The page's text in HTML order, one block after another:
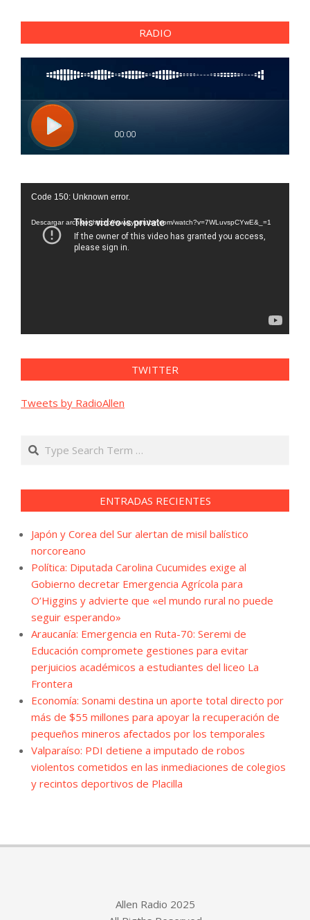
RADIO
Reproductor
vídeo
Code 150: Unknown error.
Descargar archivo: https://www.youtube.com/watch?v=7WLuvspCYwE&_=1
TWITTER
Tweets by RadioAllen
Search
ENTRADAS RECIENTES
Japón y Corea del Sur alertan de misil balístico
norcoreano
Política: Diputada Carolina Cucumides exige al
Gobierno decretar Emergencia Agrícola para
O’Higgins y advierte que «el mundo rural no puede
seguir esperando»
Araucanía: Emergencia en Ruta-70: Seremi de
Educación compromete gestiones para evitar
perjuicios académicos a estudiantes del liceo La
Frontera
Economía: Sonami destina un aporte total directo por
más de $55 millones para apoyar la recuperación de
pequeños mineros afectados por los temporales
Valparaíso: PDI detiene a imputado de robos
violentos cometidos en las inmediaciones de colegios
y recintos deportivos de Placilla
Allen Radio 2025